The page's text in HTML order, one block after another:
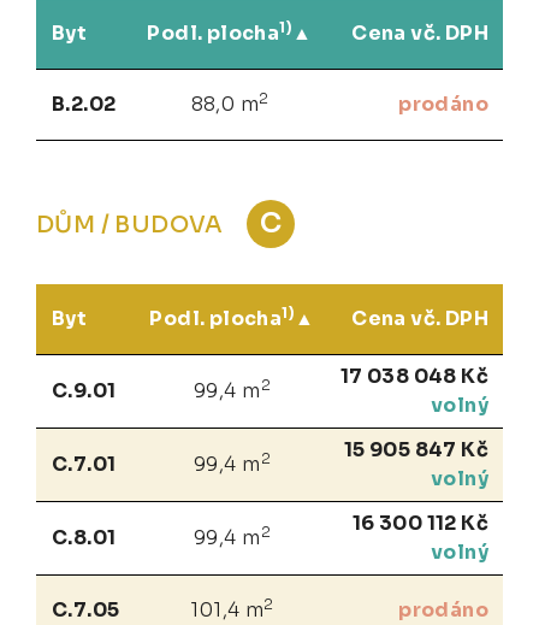
Byt Podl. plocha1) Cena vč. DPH
B.2.02 88,0 m2 prodáno
DŮM / BUDOVA C
Byt Podl. plocha1) Cena vč. DPH
C.9.01 99,4 m 2
17 038 048 Kč
volný
C.7.01 99,4 m 2
15 905 847 Kč
volný
C.8.01 99,4 m 2
16 300 112 Kč
volný
C.7.05 101,4 m2 prodáno